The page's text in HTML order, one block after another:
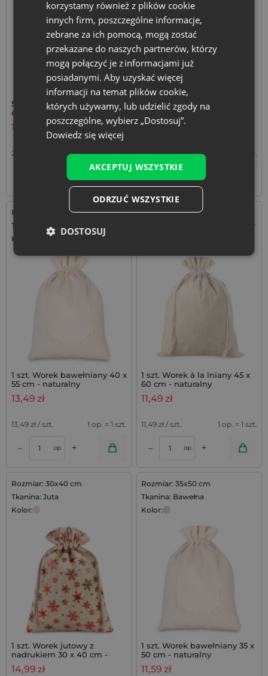
5 szt. Worki satynowe 22 x 30
cm - srebrne
13,59
2,72 1 op. = 5 szt.
10 szt. Worki z organzy 22 x
30 cm - srebrne
15,99zł
1,60 zł / szt. 1 op. = 10 szt.
+
Rozmiar: 40x55 cm
Tkanina: Bawełna
Kolor:
1 szt. Worek bawełniany 40 x
55 cm - naturalny
13,49 zł
13,49 zł / szt. 1 op. = 1 szt.
– op. +
Rozmiar: 45x60 cm
Tkanina: Len, Bawełna, poliester
1 szt. Worek à la lniany 45 x
60 cm - naturalny
11,49 zł
11,49 zł / szt. 1 op. = 1 szt.
– op. +
Rozmiar: 30x40 cm
Tkanina: Juta
Kolor:
1 szt. Worek jutowy z
nadrukiem 30 x 40 cm -
naturalny / gwiazdki
14,99 zł
Rozmiar: 35x50 cm
Tkanina: Bawełna
Kolor:
1 szt. Worek bawełniany 35 x
50 cm - naturalny
11,59 zł
korzystamy również z plików cookie
innych firm, poszczególne informacje,
zebrane za ich pomocą, mogą zostać
przekazane do naszych partnerów, którzy
mogą połączyć je z informacjami już
posiadanymi. Aby uzyskać więcej
informacji na temat plików cookie,
których używamy, lub udzielić zgody na
poszczególne, wybierz „Dostosuj”.
Dowiedz się więcej
AKCEPTUJ WSZYSTKIE
ODRZUĆ WSZYSTKIE
DOSTOSUJ